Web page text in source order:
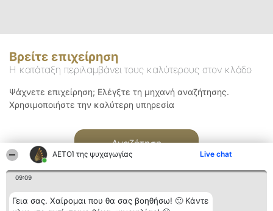
ΑΕΤΟΊ της ψυχαγωγίας Live chat
09:09
Γεια σας. Χαίρομαι που θα σας βοηθήσω! 🙂 Κάντε
Βρείτε επιχείρηση
Η κατάταξη περιλαμβάνει τους καλύτερους στον κλάδο
Ψάχνετε επιχείρηση; Ελέγξτε τη μηχανή αναζήτησης.
Χρησιμοποιήστε την καλύτερη υπηρεσία
Αναζήτηση